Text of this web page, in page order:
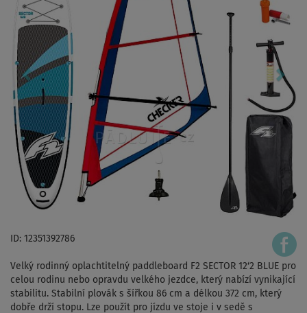
ID: 12351392786
Velký rodinný oplachtitelný paddleboard F2 SECTOR 12‘2 BLUE pro
celou rodinu nebo opravdu velkého jezdce, který nabízí vynikající
stabilitu. Stabilní plovák s šířkou 86 cm a délkou 372 cm, který
dobře drží stopu. Lze použít pro jízdu ve stoje i v sedě s